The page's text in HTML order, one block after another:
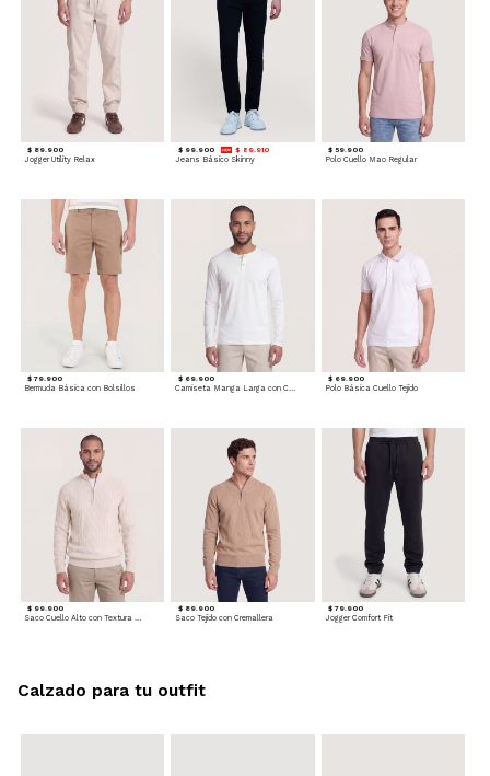
$ 89.900
Jogger Utility Relax
$ 99.900 $ 89.910
Jeans Básico Skinny
$ 59.900
Polo Cuello Mao Regular
$ 79.900
Bermuda Básica con Bolsillos
$ 69.900
Camiseta Manga Larga con Cuello Henley
$ 69.900
Polo Básica Cuello Tejido
$ 99.900
Saco Cuello Alto con Textura Trenzada
$ 89.900
Saco Tejido con Cremallera
$ 79.900
Jogger Comfort Fit
Calzado para tu outfit